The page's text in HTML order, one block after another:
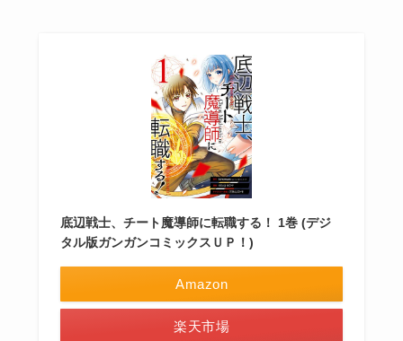
底辺戦士、チート魔導師に転職する！ 1巻 (デジ
タル版ガンガンコミックスＵＰ！)
Amazon
楽天市場